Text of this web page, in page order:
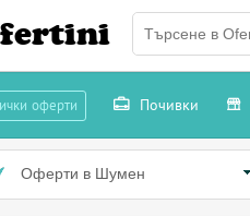
оферти Почивки
Оферти в Шумен